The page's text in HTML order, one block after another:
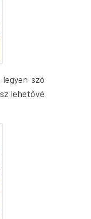
szó
lehetővé